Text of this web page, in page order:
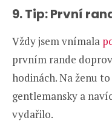
9. Tip: První
Vždy jsem vnímala
prvním rande
hodinách. Na ženu
gentlemansky a
vydařilo.